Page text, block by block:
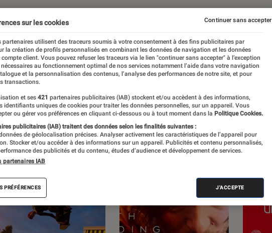
Jeux Vidéo PC
L’Éclaireur Fnac. Découvrez les sorties du
ainsi que des reportages sur l’un
France.
sur les cookies
partenaires utilisent des traceurs soumis à votre consentement à des fins publicitaires par
la création de profils personnalisés en combinant les données de navigation et les données
compte client. Vous pouvez refuser les traceurs via le lien "continuer sans accepter" à l’exception
au fonctionnement optimal de nos services notamment l’aide dans votre navigation
et la personnalisation des contenus, l’analyse des performances de notre site, et pour
transactions.
et ses 421 partenaires publicitaires (IAB) stockent et/ou accèdent à des informations,
identifiants uniques de cookies pour traiter les données personnelles, sur un appareil. Vous
ou gérer vos préférences en cliquant ci-dessous ou à tout moment dans la Politique Cookies.
publicitaires (IAB) traitent des données selon les finalités suivantes :
de géolocalisation précises. Analyser activement les caractéristiques de l’appareil pour
Stocker et/ou accéder à des informations sur un appareil. Publicités et contenu personnalisés,
des publicités et du contenu, études d’audience et développement de services.
partenaires IAB
PRÉFÉRENCES J'ACCEPTE
Continuer sans accepter